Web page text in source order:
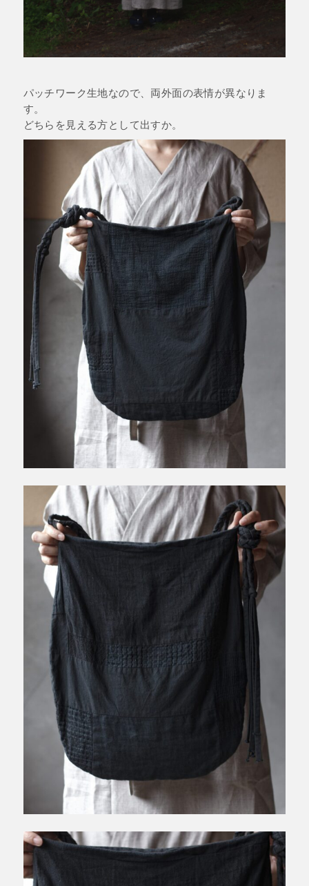
パッチワーク生地なので、両外面の表情が異なりま
す。
どちらを見える方として出すか。